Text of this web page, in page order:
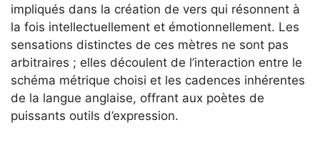
impliqués dans la création de vers qui résonnent à
la fois intellectuellement et émotionnellement. Les
sensations distinctes de ces mètres ne sont pas
arbitraires ; elles découlent de l’interaction entre le
schéma métrique choisi et les cadences inhérentes
de la langue anglaise, offrant aux poètes de
puissants outils d’expression.